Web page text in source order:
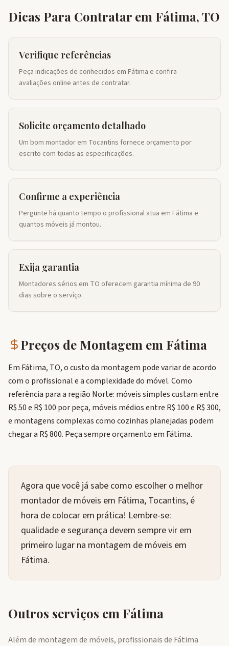
Dicas Para Contratar em Fátima,TO
Verifique referências
Peça indicações de conhecidos em Fátima e confira
avaliações online antes de contratar.
Solicite orçamento detalhado
Um bom montador em Tocantins fornece orçamento por
escrito com todas as especificações.
Confirme a experiência
Pergunte há quanto tempo o profissional atua em Fátima e
quantos móveis já montou.
Exija garantia
Montadores sérios em TO oferecem garantia mínima de 90
dias sobre o serviço.
Preços de Montagem em Fátima
Em Fátima, TO, o custo da montagem pode variar de acordo
com o profissional e a complexidade do móvel. Como
referência para a região Norte: móveis simples custam entre
R$ 50 e R$ 100 por peça, móveis médios entre R$ 100 e R$ 300,
e montagens complexas como cozinhas planejadas podem
chegar a R$ 800. Peça sempre orçamento em Fátima.
Agora que você já sabe como escolher o melhor
montador de móveis em Fátima, Tocantins, é
hora de colocar em prática! Lembre-se:
qualidade e segurança devem sempre vir em
primeiro lugar na montagem de móveis em
Fátima.
Outros serviços em Fátima
Além de montagem de móveis, profissionais de Fátima